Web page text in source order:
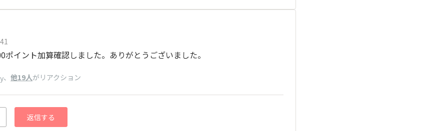
ポイント加算確認しました。ありがとうございました。
、 他19人がリアクション
返信する